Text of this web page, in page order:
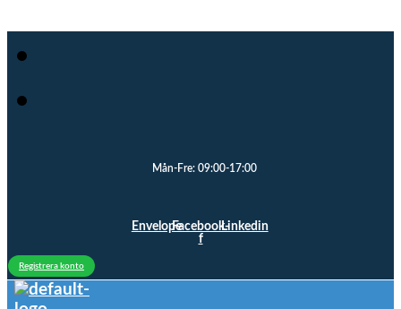
Mån-Fre: 09:00-17:00
EnvelopeFacebook-
f
Linkedin
Registrera konto